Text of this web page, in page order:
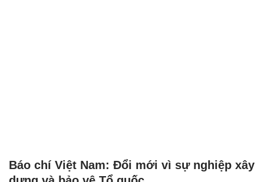
Báo chí Việt Nam: Đổi mới vì sự nghiệp xây